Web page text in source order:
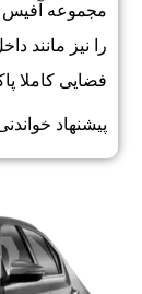
مجموعه
را نیز مانند
فضایی کاملا
پیشنهاد